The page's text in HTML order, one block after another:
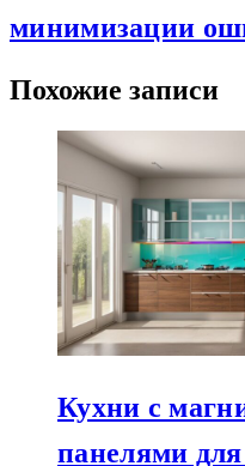
минимизации
Похожие записи
Кухни с
панелями